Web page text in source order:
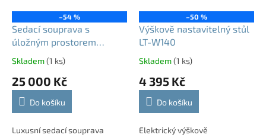
–54 %
Sedací souprava s
úložným prostorem
IMPERIO | apia 2309
Skladem(1 ks)
25 000 Kč
Do košíku
Luxusní sedací souprava
–50 %
Výškově nastavitelný stůl
LT-W140
Skladem(1 ks)
4 395 Kč
Do košíku
Elektrický výškově